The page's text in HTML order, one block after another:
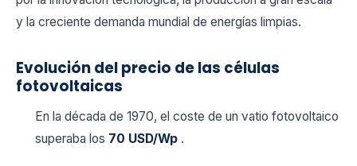
y la creciente demanda mundial de energías limpias.
Evolución del precio de las células
fotovoltaicas
En la década de 1970, el coste de un vatio fotovoltaico
superaba los 70 USD/Wp .